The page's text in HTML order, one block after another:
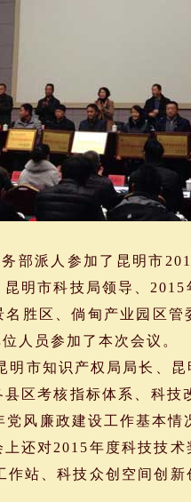
派人参加了昆明市
明市科技局领导、
胜区、倘甸产业园区管
人员参加了本次会议。
市知识产权局局长、昆
区考核指标体系、科
风廉政建设工作基本
还对2015年度科技技
作站、科技众创空间创